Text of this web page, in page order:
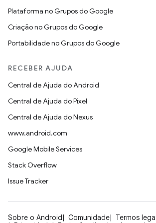
Plataforma no Grupos do Google
Criação no Grupos do Google
Portabilidade no Grupos do Google
RECEBER AJUDA
Central de Ajuda do Android
Central de Ajuda do Pixel
Central de Ajuda do Nexus
www.android.com
Google Mobile Services
Stack Overflow
Issue Tracker
Sobre o Android Comunidade Termos